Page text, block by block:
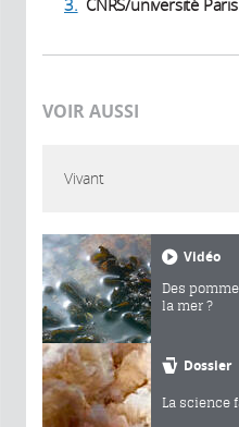
3. CNRS/université
VOIR AUSSI
Vivant
Vidéo
Des
la mer ?
Dossier
La science